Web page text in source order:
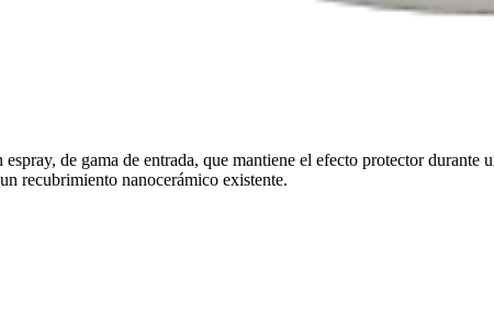
de gama de entrada, que mantiene el efecto protector
recubrimiento nanocerámico existente.